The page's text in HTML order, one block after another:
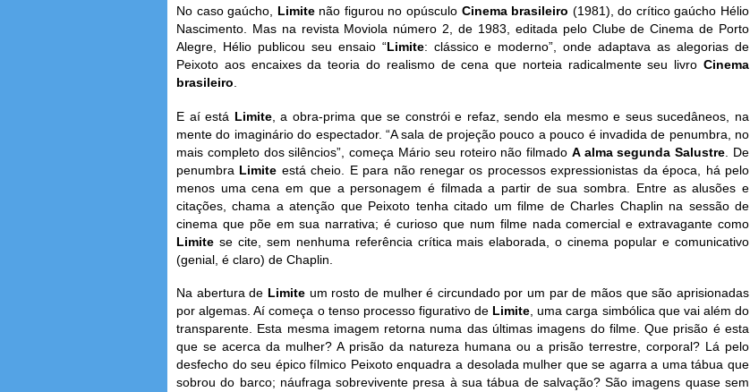
No caso gaúcho, Limite não figurou no opúsculo Cinema brasileiro (1981), do crítico gaúcho Hélio
Nascimento. Mas na revista Moviola número 2, de 1983, editada pelo Clube de Cinema de Porto
Alegre, Hélio publicou seu ensaio “Limite: clássico e moderno”, onde adaptava as alegorias de
Peixoto aos encaixes da teoria do realismo de cena que norteia radicalmente seu livro Cinema
brasileiro.
E aí está Limite, a obra-prima que se constrói e refaz, sendo ela mesmo e seus sucedâneos, na
mente do imaginário do espectador. “A sala de projeção pouco a pouco é invadida de penumbra, no
mais completo dos silêncios”, começa Mário seu roteiro não filmado A alma segunda Salustre . De
penumbra Limite está cheio. E para não renegar os processos expressionistas da época, há pelo
menos uma cena em que a personagem é filmada a partir de sua sombra. Entre as alusões e
citações, chama a atenção que Peixoto tenha citado um filme de Charles Chaplin na sessão de
cinema que põe em sua narrativa; é curioso que num filme nada comercial e extravagante como
Limite se cite, sem nenhuma referência crítica mais elaborada, o cinema popular e comunicativo
(genial, é claro) de Chaplin.
Na abertura de Limite um rosto de mulher é circundado por um par de mãos que são aprisionadas
por algemas. Aí começa o tenso processo figurativo de Limite, uma carga simbólica que vai além do
transparente. Esta mesma imagem retorna numa das últimas imagens do filme. Que prisão é esta
que se acerca da mulher? A prisão da natureza humana ou a prisão terrestre, corporal? Lá pelo
desfecho do seu épico fílmico Peixoto enquadra a desolada mulher que se agarra a uma tábua que
sobrou do barco; náufraga sobrevivente presa à sua tábua de salvação? São imagens quase sem